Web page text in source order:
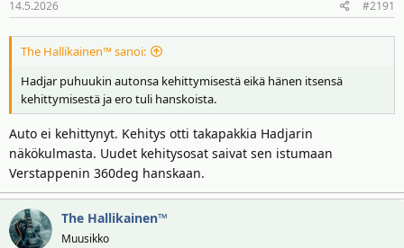
t
14.5.2026 #2191
The Hallikainen™ sanoi:
Hadjar puhuukin autonsa kehittymisestä eikä hänen itsensä
kehittymisestä ja ero tuli hanskoista.
Auto ei kehittynyt. Kehitys otti takapakkia Hadjarin
näkökulmasta. Uudet kehitysosat saivat sen istumaan
Verstappenin 360deg hanskaan.
The Hallikainen™
Muusikko